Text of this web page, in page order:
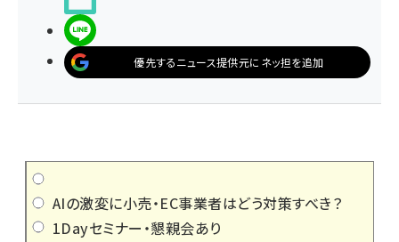
優先するニュース提供元にネッ担を追加
AIの激変に小売・EC事業者はどう対策すべき？
1Dayセミナー・懇親会あり